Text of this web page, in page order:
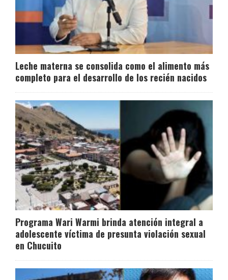
Leche materna se consolida como el alimento más
completo para el desarrollo de los recién nacidos
Programa Wari Warmi brinda atención integral a
adolescente víctima de presunta violación sexual
en Chucuito